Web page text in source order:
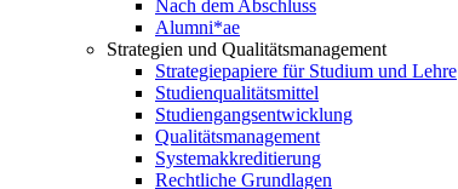
Nach dem Abschluss
Alumni*ae
Strategien und Qualitätsmanagement
Strategiepapiere für Studium und Lehre
Studienqualitätsmittel
Studiengangsentwicklung
Qualitätsmanagement
Systemakkreditierung
Rechtliche Grundlagen